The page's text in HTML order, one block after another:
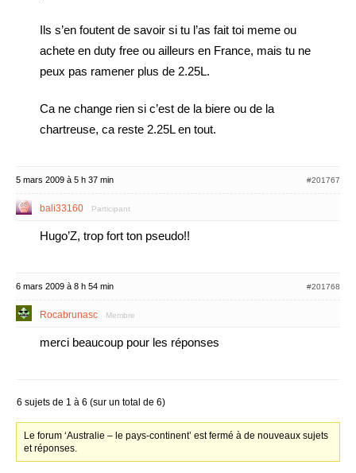
Ils s’en foutent de savoir si tu l’as fait toi meme ou
achete en duty free ou ailleurs en France, mais tu ne
peux pas ramener plus de 2.25L.
Ca ne change rien si c’est de la biere ou de la
chartreuse, ca reste 2.25L en tout.
5 mars 2009 à 5 h 37 min #201767
bali33160 Participant
Hugo’Z, trop fort ton pseudo!!
6 mars 2009 à 8 h 54 min #201768
Rocabrunasc Membre
merci beaucoup pour les réponses
6 sujets de 1 à 6 (sur un total de 6)
Le forum ‘Australie – le pays-continent’ est fermé à de nouveaux sujets
et réponses.